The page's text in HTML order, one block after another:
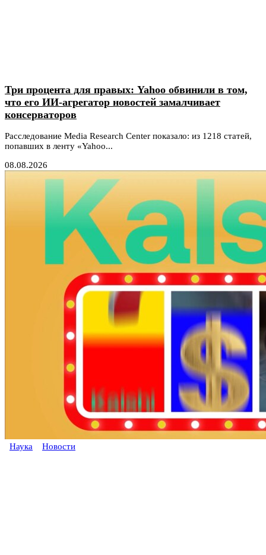
Три процента для правых: Yahoo обвинили в том,
что его ИИ-агрегатор новостей замалчивает
консерваторов
Расследование Media Research Center показало: из 1218 статей,
попавших в ленту «Yahoo...
08.08.2026
Наука Новости